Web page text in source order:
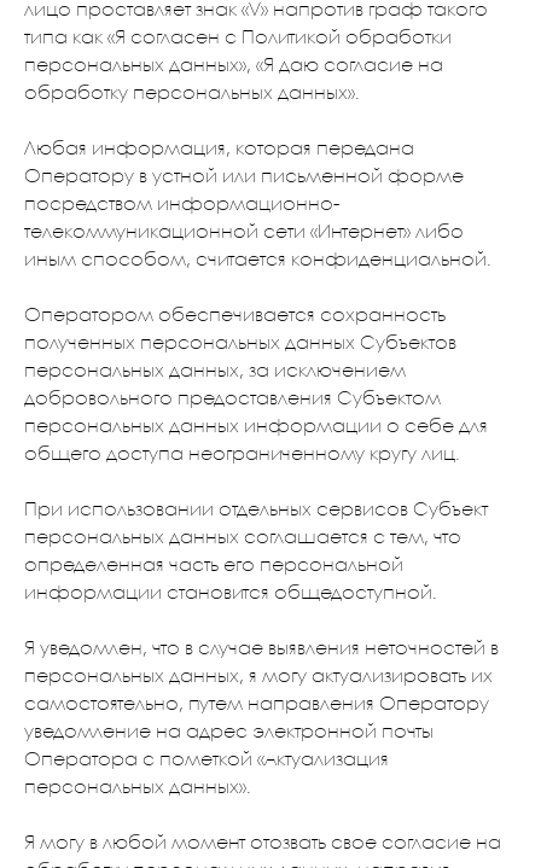
лицо проставляет знак «V» напротив граф такого
типа как «Я согласен с Политикой обработки
персональных данных», «Я даю согласие на
обработку персональных данных».
Любая информация, которая передана
Оператору в устной или письменной форме
посредством информационно-
телекоммуникационной сети «Интернет» либо
иным способом, считается конфиденциальной.
Оператором обеспечивается сохранность
полученных персональных данных Субъектов
персональных данных, за исключением
добровольного предоставления Субъектом
персональных данных информации о себе для
общего доступа неограниченному кругу лиц.
При использовании отдельных сервисов Субъект
персональных данных соглашается с тем, что
определенная часть его персональной
информации становится общедоступной.
Я уведомлен, что в случае выявления неточностей в
персональных данных, я могу актуализировать их
самостоятельно, путем направления Оператору
уведомление на адрес электронной почты
Оператора с пометкой «Актуализация
персональных данных».
Я могу в любой момент отозвать свое согласие на